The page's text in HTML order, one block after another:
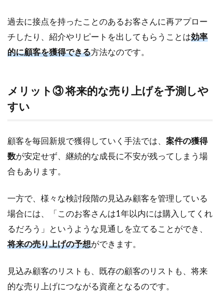
過去に接点を持ったことのあるお客さんに再アプロー
チしたり、紹介やリピートを出してもらうことは効率
的に顧客を獲得できる方法なのです。
メリット③ 将来的な売り上げを予測しや
すい
顧客を毎回新規で獲得していく手法では、 案件の獲得
数が安定せず、継続的な成長に不安が残ってしまう場
合もあります。
一方で、様々な検討段階の見込み顧客を管理している
場合には、「このお客さんは1年以内には購入してくれ
るだろう」というような見通しを立てることができ、
将来の売り上げの予想ができます。
見込み顧客のリストも、既存の顧客のリストも、将来
的な売り上げにつながる資産となるのです。